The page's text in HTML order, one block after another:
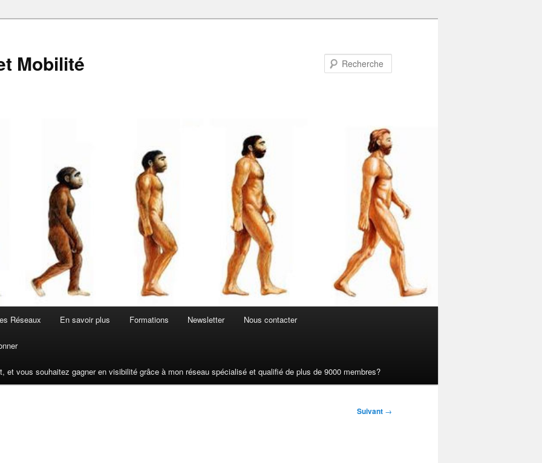
Mobilité
Réseaux En savoir plus Formations Newsletter Nous contacter
et vous souhaitez gagner en visibilité grâce à mon réseau spécialisé et qualifié de plus de 9000 membres?
Suivant →